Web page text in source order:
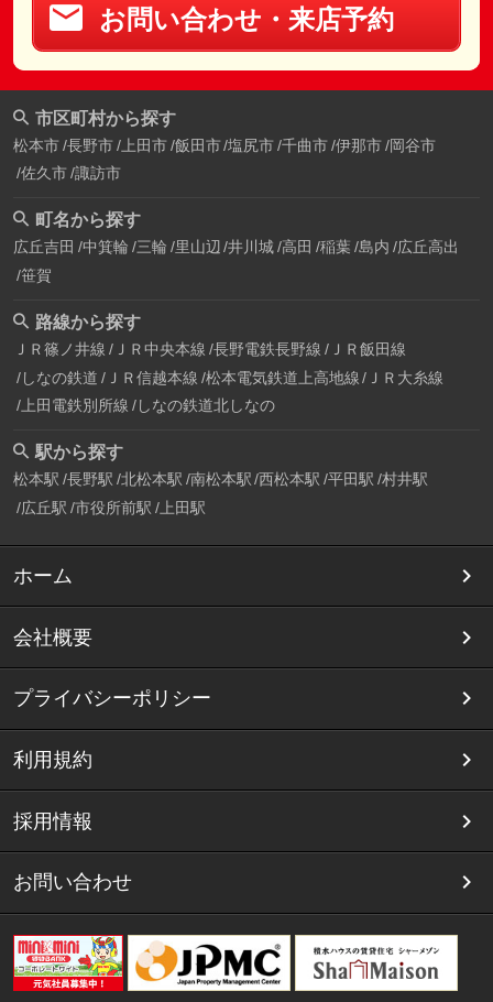
お問い合わせ・来店予約
市区町村から探す
松本市 長野市 上田市 飯田市 塩尻市 千曲市 伊那市 岡谷市
佐久市 諏訪市
町名から探す
広丘吉田 中箕輪 三輪 里山辺 井川城 高田 稲葉 島内 広丘高出
笹賀
路線から探す
ＪＲ篠ノ井線 ＪＲ中央本線 長野電鉄長野線 ＪＲ飯田線
しなの鉄道 ＪＲ信越本線 松本電気鉄道上高地線
ＪＲ大糸線
上田電鉄別所線 しなの鉄道北しなの
駅から探す
松本駅 長野駅 北松本駅 南松本駅 西松本駅 平田駅 村井駅
広丘駅 市役所前駅 上田駅
ホーム
会社概要
プライバシーポリシー
利用規約
採用情報
お問い合わせ